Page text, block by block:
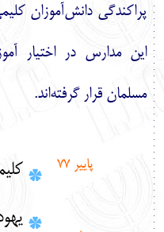
پراكندگي دانش‌آموزان
اين مدارس در اختيار
مسلمان قرار گرفته‌اند.
پايير 77